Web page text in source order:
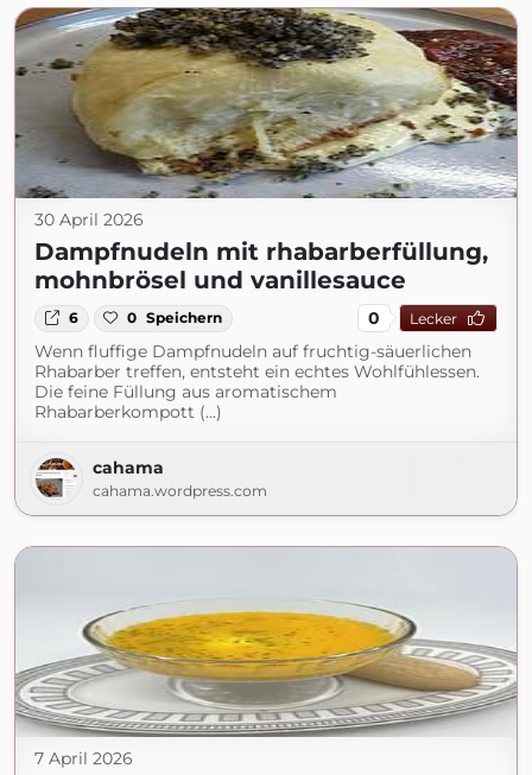
30 April 2026
Dampfnudeln mit rhabarberfüllung,
mohnbrösel und vanillesauce
6 0 Speichern 0 Lecker
Wenn fluffige Dampfnudeln auf fruchtig-säuerlichen
Rhabarber treffen, entsteht ein echtes Wohlfühlessen.
Die feine Füllung aus aromatischem
Rhabarberkompott (...)
cahama
cahama.wordpress.com
7 April 2026